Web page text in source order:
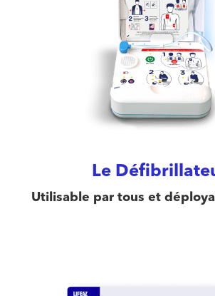
Le
Utilisable par tous et